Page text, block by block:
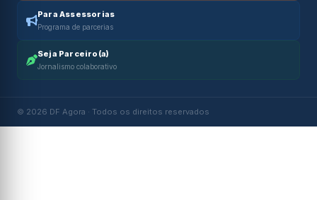
Para Assessorias
Programa de parcerias
Seja Parceiro(a)
Jornalismo colaborativo
© 2026 DF Agora · Todos os direitos reservados